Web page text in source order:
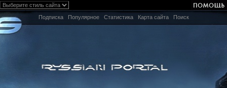
Подписка Популярное Статистика Карта сайта Поиск